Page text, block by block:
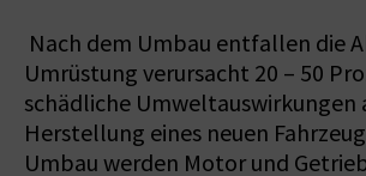
Nach dem Umbau entfallen die
Umrüstung verursacht 20 – 50
schädliche Umweltauswirkungen
Herstellung eines neuen
Umbau werden Motor und